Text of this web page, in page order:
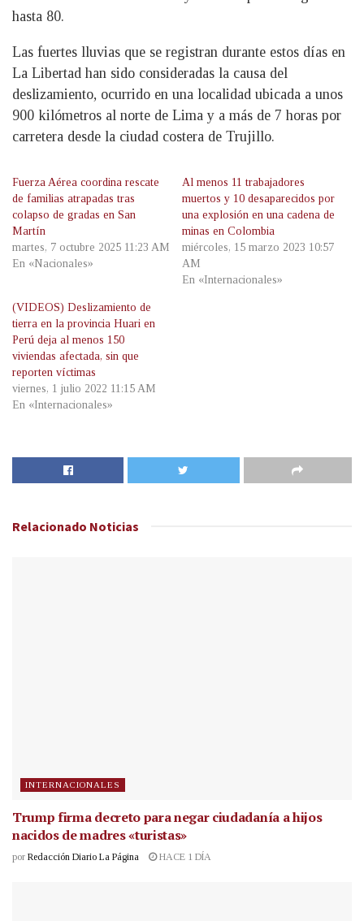
hasta 80.
Las fuertes lluvias que se registran durante estos días en
La Libertad han sido consideradas la causa del
deslizamiento, ocurrido en una localidad ubicada a unos
900 kilómetros al norte de Lima y a más de 7 horas por
carretera desde la ciudad costera de Trujillo.
Fuerza Aérea coordina rescate
de familias atrapadas tras
colapso de gradas en San
Martín
martes, 7 octubre 2025 11:23 AM
En «Nacionales»
Al menos 11 trabajadores
muertos y 10 desaparecidos por
una explosión en una cadena de
minas en Colombia
miércoles, 15 marzo 2023 10:57
AM
En «Internacionales»
(VIDEOS) Deslizamiento de
tierra en la provincia Huari en
Perú deja al menos 150
viviendas afectada, sin que
reporten víctimas
viernes, 1 julio 2022 11:15 AM
En «Internacionales»
Relacionado Noticias
INTERNACIONALES
Trump firma decreto para negar ciudadanía a hijos
nacidos de madres «turistas»
por Redacción Diario La Página HACE 1 DÍA